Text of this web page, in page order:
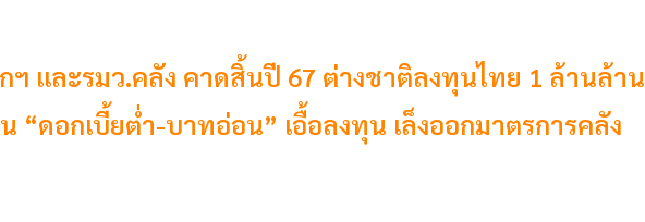
และรมว.คลัง คาดสิ้นปี 67 ต่างชาติลงทุนไทย 1 ล้านล้าน
“ดอกเบี้ยต่ำ-บาทอ่อน” เอื้อลงทุน เล็งออกมาตรการคลัง